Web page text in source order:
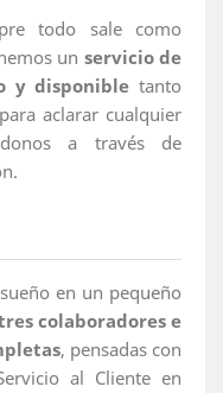
todo sale como
un servicio de
y disponible tanto
aclarar cualquier
a través de
en un pequeño
colaboradores e
, pensadas con
al Cliente en